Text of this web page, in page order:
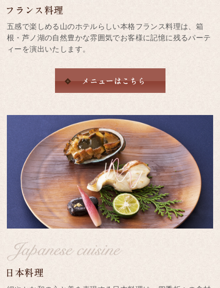
五感で楽しめる山のホテルらしい本格フランス料理は、箱
根・芦ノ湖の自然豊かな雰囲気でお客様に記憶に残るパーテ
ィーを演出いたします。